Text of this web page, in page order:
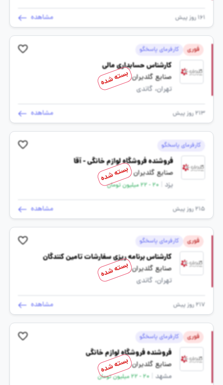
161 روز پیش مشاهده
فوری کارفرمای پاسخگو
کارشناس حسابداری مالی
صنایع گلدیران
تهران، گاندی
213 روز پیش مشاهده
بسته شده
کارفرمای پاسخگو
فروشنده فروشگاه لوازم خانگی - آقا
صنایع گلدیران
یزد
20 - 22 میلیون تومان
215 روز پیش مشاهده
بسته شده
فوری کارفرمای پاسخگو
کارشناس برنامه ریزی سفارشات تامین کنندگان
صنایع گلدیران
تهران، گاندی
217 روز پیش مشاهده
بسته شده
فوری کارفرمای پاسخگو
فروشنده فروشگاه لوازم خانگی
صنایع گلدیران
مشهد
20 - 22 میلیون تومان
بسته شده